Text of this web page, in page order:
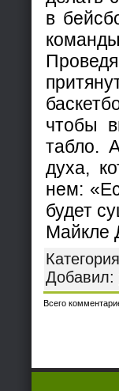
в
чтобы
табло.
духа,
нем:
будет
Майкле
Категория
Добавил:
Всего